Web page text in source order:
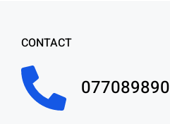
CONTACT